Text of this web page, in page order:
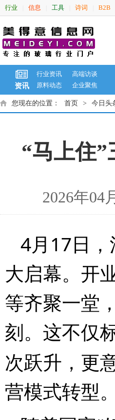
行业 信息 工具 诗词 B2B
资讯
行业资讯
高端访谈
原料动态
企业聚焦
您现在的位置： 首页 > 今日头
“马上住
2026年
4月 17 日
大启幕。开
等齐聚一堂
刻。这不仅
次跃升，更
营模式转型。